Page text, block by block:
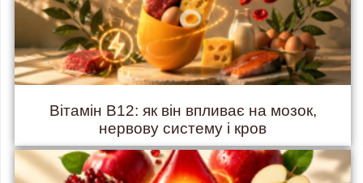
Вітамін B12: як він впливає на мозок,
нервову систему і кров